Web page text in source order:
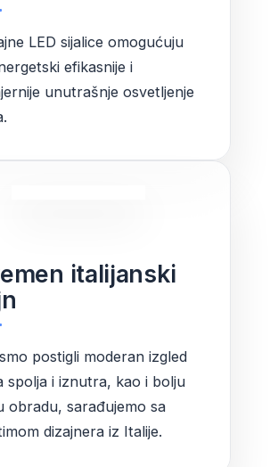
LED sijalice omogućuju
efikasnije i
unutrašnje osvetljenje
italijanski
postigli moderan izgled
spolja i iznutra, kao i bolju
obradu, sarađujemo sa
dizajnera iz Italije.